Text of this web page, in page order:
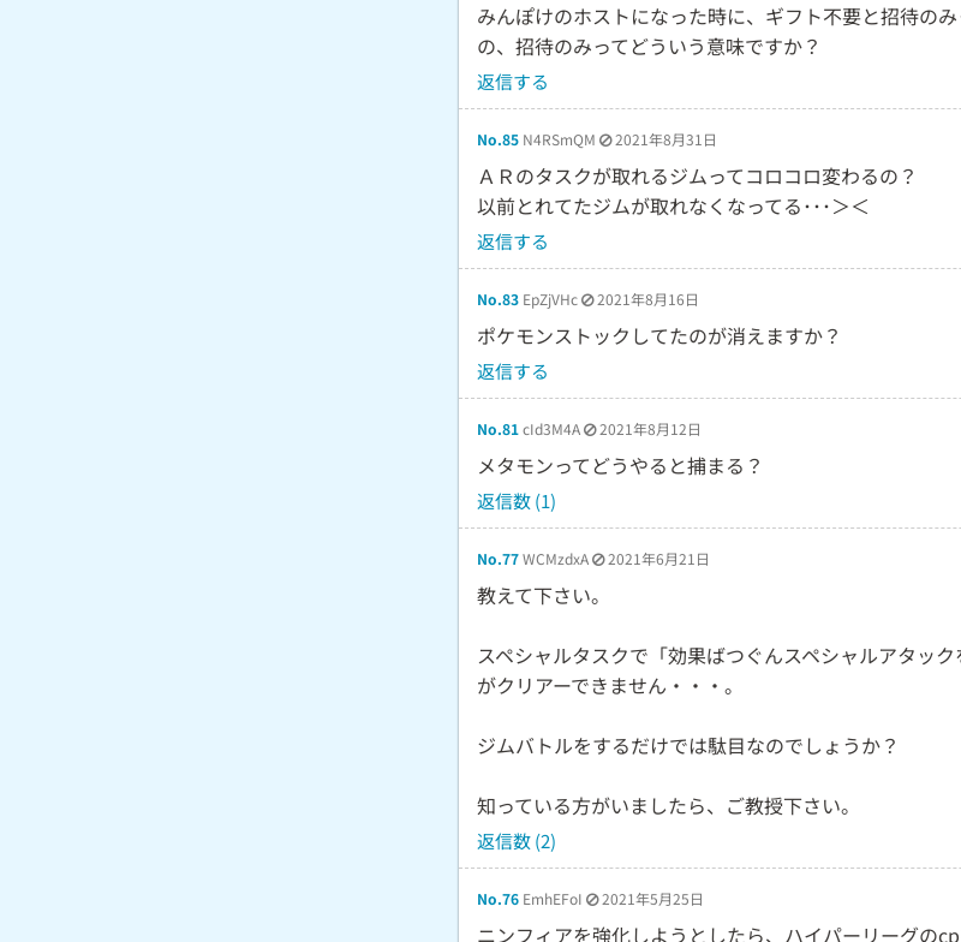
みんぽけのホストになった時に、ギフト不要と招待の
の、招待のみってどういう意味ですか？
返信する
No.85 N4RSmQM 2021年8月31日
ＡＲのタスクが取れるジムってコロコロ変わるの？
以前とれてたジムが取れなくなってる･･･＞＜
返信する
No.83 EpZjVHc 2021年8月16日
ポケモンストックしてたのが消えますか？
返信する
No.81cId3M4A 2021年8月12日
メタモンってどうやると捕まる？
返信数 (1)
No.77WCMzdxA 2021年6月21日
教えて下さい。
スペシャルタスクで「効果ばつぐんスペシャルアタック
がクリアーできません・・・。
ジムバトルをするだけでは駄目なのでしょうか？
知っている方がいましたら、ご教授下さい。
返信数 (2)
No.76 EmhEFoI 2021年5月25日
ニンフィアを強化しようとしたら、ハイパーリーグの